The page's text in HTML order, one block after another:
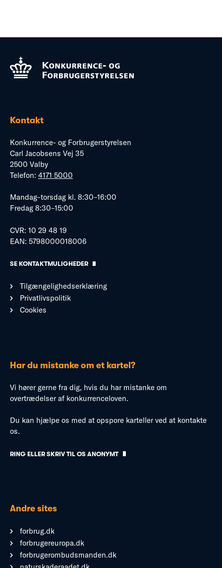
Kontakt
Konkurrence- og Forbrugerstyrelsen
Carl Jacobsens Vej 35
2500 Valby
Telefon: 4171 5000
Mandag–torsdag kl. 8:30–16:00
Fredag 8:30–15:00
CVR: 10 29 48 19
EAN: 5798000018006
SE KONTAKTMULIGHEDER
Tilgængelighedserklæring
Privatlivspolitik
Cookies
Har du mistanke om et kartel?
Vi hører gerne fra dig, hvis du har mistanke om
overtrædelser af konkurrenceloven.
Du kan hjælpe os med at opspore karteller ved at kontakte
os.
RING ELLER SKRIV TIL OS ANONYMT
Andre sites
forbrug.dk
forbrugereuropa.dk
forbrugerombudsmanden.dk